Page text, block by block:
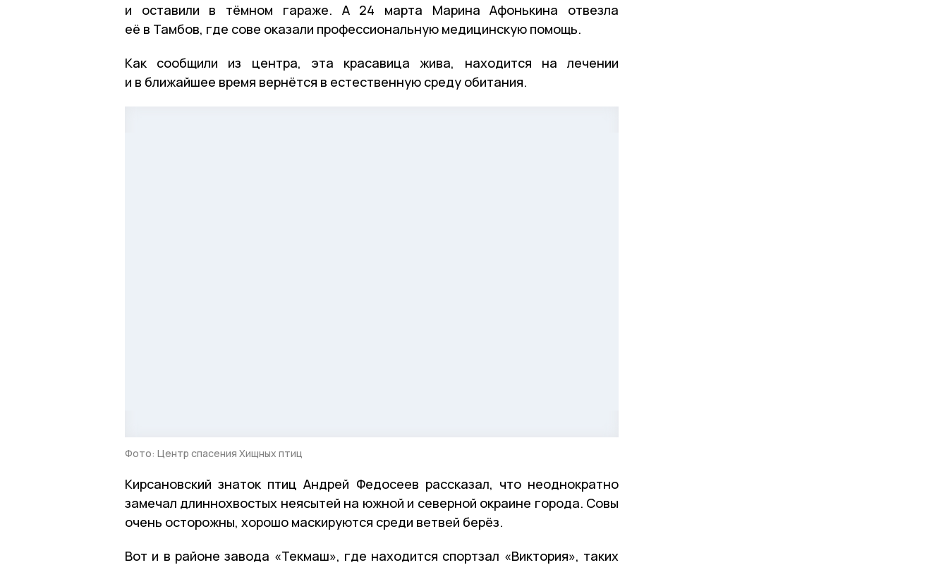
и оставили в тёмном гараже. А 24 марта Марина Афонькина отвезла
её в Тамбов, где сове оказали профессиональную медицинскую помощь.
Как сообщили из центра, эта красавица жива, находится на лечении
и в ближайшее время вернётся в естественную среду обитания.
Фото: Центр спасения Хищных птиц
Кирсановский знаток птиц Андрей Федосеев рассказал, что неоднократно
замечал длиннохвостых неясытей на южной и северной окраине города. Совы
очень осторожны, хорошо маскируются среди ветвей берёз.
Вот и в районе завода «Текмаш», где находится спортзал «Виктория», таких